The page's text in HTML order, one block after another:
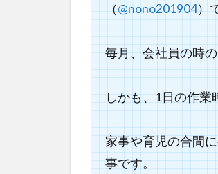
（@nono201904）
毎月、会社員の時
しかも、1日の作業
家事や育児の合間
事です。